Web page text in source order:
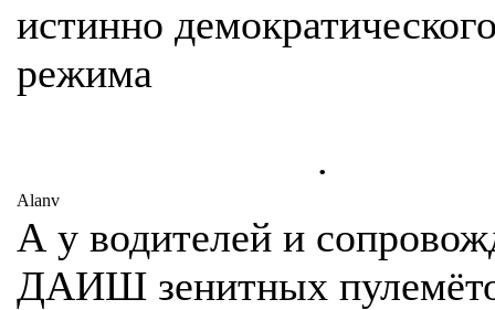
истинно
режима
.
Alanv
А у водителей и
ДАИШ зенитных